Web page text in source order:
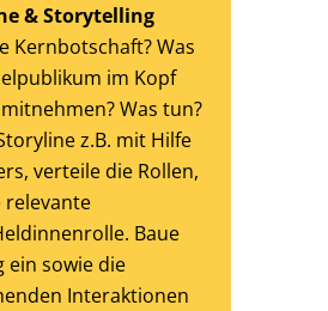
& Storytelling
Kernbotschaft? Was
im Kopf
Was tun?
z.B. mit Hilfe
verteile die Rollen,
relevante
Baue
ein sowie die
Interaktionen